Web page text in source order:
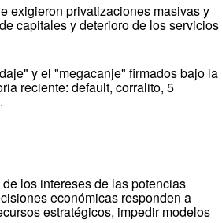
exigieron privatizaciones masivas y
capitales y deterioro de los servicios
y el "megacanje" firmados bajo la
reciente: default, corralito, 5
los intereses de las potencias
económicas responden a
estratégicos, impedir modelos